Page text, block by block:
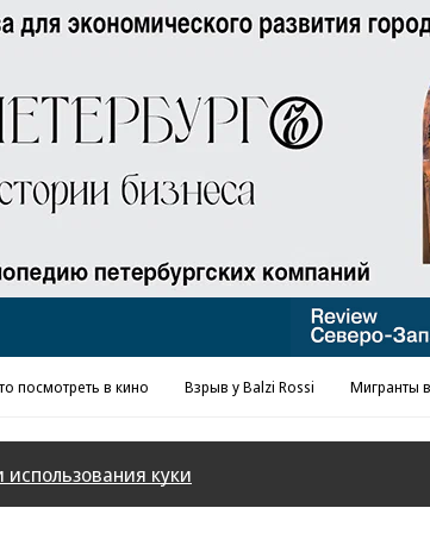
Реклама в «Ъ» www.kommersant.ru/ad
посмотреть в кино Взрыв у Balzi Rossi Мигранты
куки